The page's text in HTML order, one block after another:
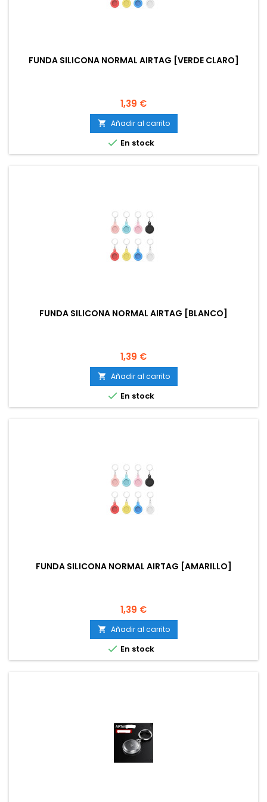
FUNDA SILICONA NORMAL AIRTAG [VERDE CLARO]
Precio
1,39 €
 Añadir al carrito
 En stock
FUNDA SILICONA NORMAL AIRTAG [BLANCO]
Precio
1,39 €
 Añadir al carrito
 En stock
FUNDA SILICONA NORMAL AIRTAG [AMARILLO]
Precio
1,39 €
 Añadir al carrito
 En stock